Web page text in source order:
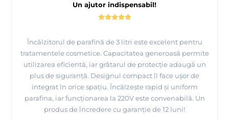
Un ajutor indispensabil!
Încălzitorul de parafină de 3 litri este excelent pentru
tratamentele cosmetice. Capacitatea generoasă permite
utilizarea eficientă, iar grătarul de protecție adaugă un
plus de siguranță. Designul compact îl face ușor de
integrat în orice spațiu. Încălzește rapid și uniform
parafina, iar funcționarea la 220V este convenabilă. Un
produs de încredere cu garanție de 12 luni!